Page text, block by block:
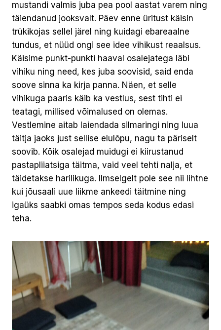
mustandi valmis juba pea pool aastat varem ning
täiendanud jooksvalt. Päev enne üritust käisin
trükikojas sellel järel ning kuidagi ebareaalne
tundus, et nüüd ongi see idee vihikust reaalsus.
Käisime punkt-punkti haaval osalejatega läbi
vihiku ning need, kes juba soovisid, said enda
soove sinna ka kirja panna. Näen, et selle
vihikuga paaris käib ka vestlus, sest tihti ei
teatagi, millised võimalused on olemas.
Vestlemine aitab laiendada silmaringi ning luua
täitja jaoks just sellise elulõpu, nagu ta päriselt
soovib. Kõik osalejad muidugi ei kiirustanud
pastapliiatsiga täitma, vaid veel tehti nalja, et
täidetakse harilikuga. Ilmselgelt pole see nii lihtne
kui jõusaali uue liikme ankeedi täitmine ning
igaüks saabki omas tempos seda kodus edasi
teha.